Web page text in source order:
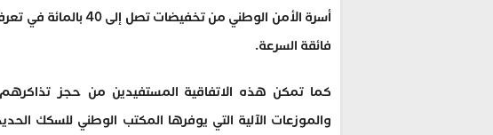
أسرة الأمن الوطني من
فائقة السرعة.
كما تمكن هذه الاتفاقية المستفيدين من حجز تذاكرهم
والموزعات الآلية التي يوفرها المكتب الوطني للسكك